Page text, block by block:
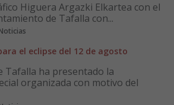
Higuera Argazki Elkartea con el
de Tafalla con...
el eclipse del 12 de agosto
Tafalla ha presentado la
organizada con motivo del